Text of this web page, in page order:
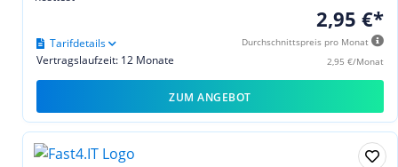
2,95 €*
Durchschnittspreis pro Monat
2,95 €/Monat
Vertragslaufzeit: 12 Monate
Tarifdetails
ZUM ANGEBOT